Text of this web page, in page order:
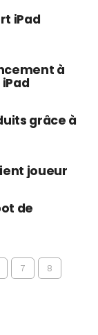
iPad
à
grâce à
joueur
de
7 8